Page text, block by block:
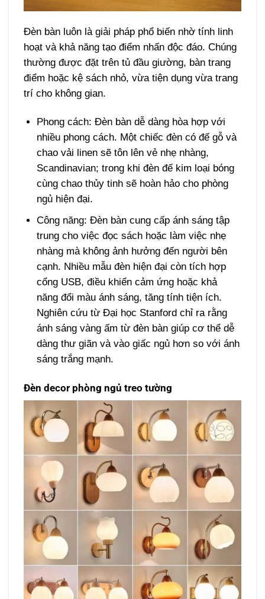
Đèn bàn luôn là giải pháp phổ biến nhờ tính linh
hoạt và khả năng tạo điểm nhấn độc đáo. Chúng
thường được đặt trên tủ đầu giường, bàn trang
điểm hoặc kệ sách nhỏ, vừa tiện dụng vừa trang
trí cho không gian.
Phong cách: Đèn bàn dễ dàng hòa hợp với
nhiều phong cách. Một chiếc đèn có đế gỗ và
chao vải linen sẽ tôn lên vẻ nhẹ nhàng,
Scandinavian; trong khi đèn đế kim loại bóng
cùng chao thủy tinh sẽ hoàn hảo cho phòng
ngủ hiện đại.
Công năng: Đèn bàn cung cấp ánh sáng tập
trung cho việc đọc sách hoặc làm việc nhẹ
nhàng mà không ảnh hưởng đến người bên
cạnh. Nhiều mẫu đèn hiện đại còn tích hợp
cổng USB, điều khiển cảm ứng hoặc khả
năng đổi màu ánh sáng, tăng tính tiện ích.
Nghiên cứu từ Đại học Stanford chỉ ra rằng
ánh sáng vàng ấm từ đèn bàn giúp cơ thể dễ
dàng thư giãn và vào giấc ngủ hơn so với ánh
sáng trắng mạnh.
Đèn decor phòng ngủ treo tường